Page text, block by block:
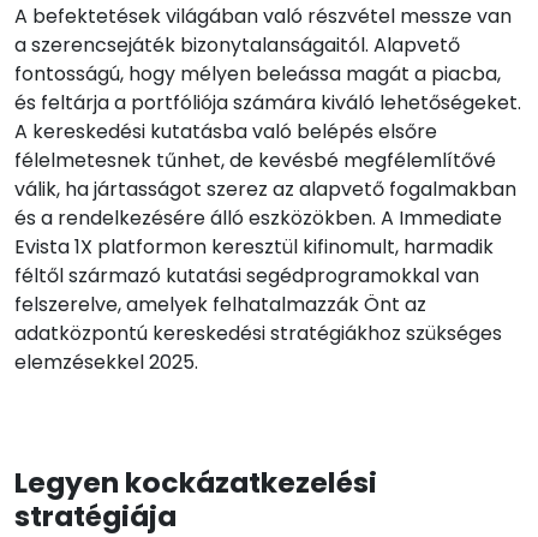
A befektetések világában való részvétel messze van
a szerencsejáték bizonytalanságaitól. Alapvető
fontosságú, hogy mélyen beleássa magát a piacba,
és feltárja a portfóliója számára kiváló lehetőségeket.
A kereskedési kutatásba való belépés elsőre
félelmetesnek tűnhet, de kevésbé megfélemlítővé
válik, ha jártasságot szerez az alapvető fogalmakban
és a rendelkezésére álló eszközökben. A Immediate
Evista 1X platformon keresztül kifinomult, harmadik
féltől származó kutatási segédprogramokkal van
felszerelve, amelyek felhatalmazzák Önt az
adatközpontú kereskedési stratégiákhoz szükséges
elemzésekkel 2025.
Legyen kockázatkezelési
stratégiája